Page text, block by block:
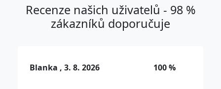
Recenze našich uživatelů - 98 %
zákazníků doporučuje
Blanka , 3. 8. 2026 100 %